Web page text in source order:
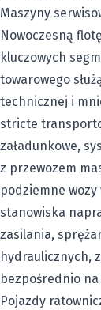
Maszyny
Nowoczesną
kluczowych
towarowego
technicznej i
stricte
załadunkowe,
z przewozem
podziemne
stanowiska
zasilania,
hydraulicznych,
bezpośrednio
Pojazdy